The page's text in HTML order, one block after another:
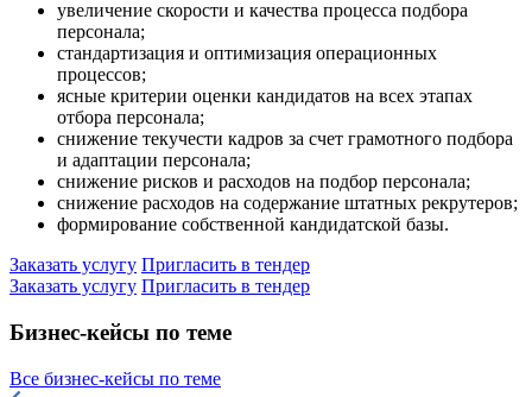
увеличение скорости и качества процесса подбора
персонала;
стандартизация и оптимизация операционных
процессов;
ясные критерии оценки кандидатов на всех этапах
отбора персонала;
снижение текучести кадров за счет грамотного подбора
и адаптации персонала;
снижение рисков и расходов на подбор персонала;
снижение расходов на содержание штатных рекрутеров;
формирование собственной кандидатской базы.
Заказать услугу Пригласить в тендер
Заказать услугу Пригласить в тендер
Бизнес-кейсы по теме
Все бизнес-кейсы по теме